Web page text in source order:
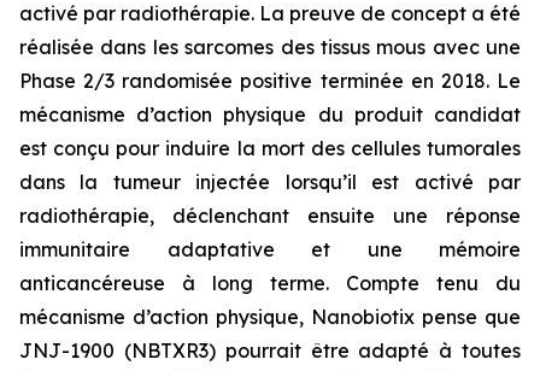
activé par radiothérapie. La preuve de concept a été
réalisée dans les sarcomes des tissus mous avec une
Phase 2/3 randomisée positive terminée en 2018. Le
mécanisme d’action physique du produit candidat
est conçu pour induire la mort des cellules tumorales
dans la tumeur injectée lorsqu’il est activé par
radiothérapie, déclenchant ensuite une réponse
immunitaire adaptative et une mémoire
anticancéreuse à long terme. Compte tenu du
mécanisme d’action physique, Nanobiotix pense que
JNJ-1900 (NBTXR3) pourrait être adapté à toutes